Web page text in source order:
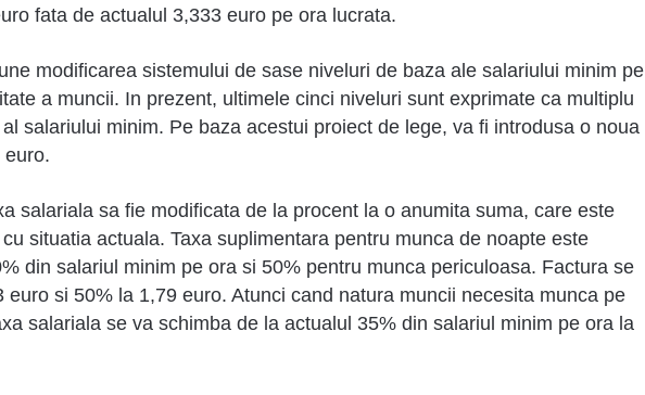
fata de actualul 3,333 euro pe ora lucrata.
modificarea sistemului de sase niveluri de baza ale salariului minim pe
a muncii. In prezent, ultimele cinci niveluri sunt exprimate ca multiplu
salariului minim. Pe baza acestui proiect de lege, va fi introdusa o noua
euro.
salariala sa fie modificata de la procent la o anumita suma, care este
situatia actuala. Taxa suplimentara pentru munca de noapte este
din salariul minim pe ora si 50% pentru munca periculoasa. Factura se
euro si 50% la 1,79 euro. Atunci cand natura muncii necesita munca pe
salariala se va schimba de la actualul 35% din salariul minim pe ora la